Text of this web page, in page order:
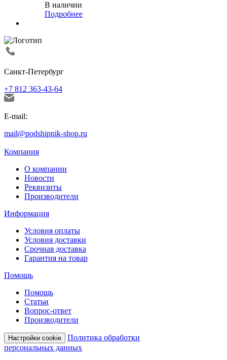
В наличии
Подробнее
Санкт-Петербург
+7 812 363-43-64
E-mail:
mail@podshipnik-shop.ru
Компания
О компании
Новости
Реквизиты
Производители
Информация
Условия оплаты
Условия доставки
Срочная доставка
Гарантия на товар
Помощь
Помощь
Статьи
Вопрос-ответ
Производители
Настройки cookie
Политика обработки
персональных данных